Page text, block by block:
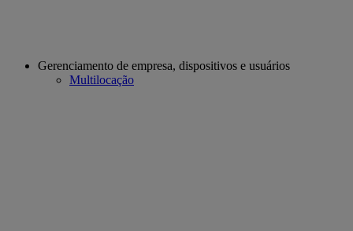
Gerenciamento de empresa, dispositivos e usuários
Multilocação